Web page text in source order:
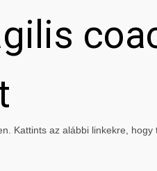
Kattints az alábbi linkekre, hogy